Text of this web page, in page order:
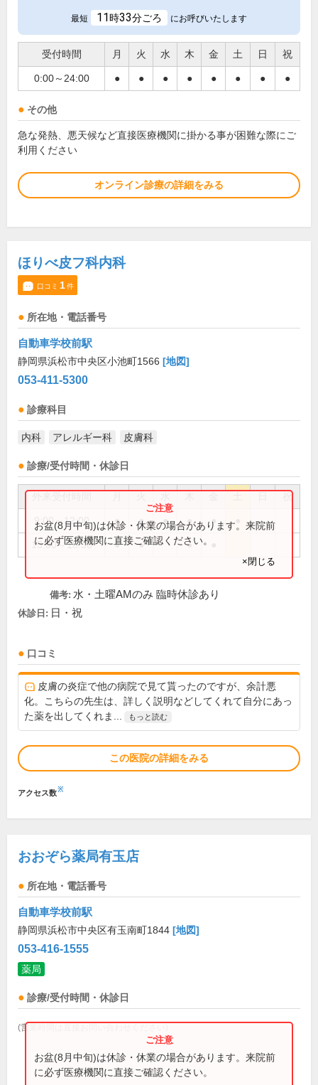
最短 11時33分ごろ にお呼びいたします
受付時間 月 火 水 木 金 土 日 祝
0:00～24:00 ● ● ● ● ● ● ● ●
その他
急な発熱、悪天候など直接医療機関に掛かる事が困難な際にご
利用ください
オンライン診療の詳細をみる
ほりべ皮フ科内科
口コミ 1件
所在地・電話番号
自動車学校前駅
静岡県浜松市中央区小池町1566 [地図]
053-411-5300
診療科目
内科 アレルギー科 皮膚科
診療/受付時間・休診日
祝
9:00～12:00 ● ● ● ● ●
15:00～18:30 ● ● ●
お盆(8月中旬)は休診・休業の場合があります。来院前
に必ず医療機関に直接ご確認ください。
×閉じる
備考: 水・土曜AMのみ 臨時休診あり
休診日: 日・祝
口コミ
皮膚の炎症で他の病院で見て貰ったのですが、余計悪
化。こちらの先生は、詳しく説明などしてくれて自分にあっ
た薬を出してくれま...
もっと読む
この医院の詳細をみる
アクセス数※
おおぞら薬局有玉店
所在地・電話番号
自動車学校前駅
静岡県浜松市中央区有玉南町1844 [地図]
053-416-1555
薬局
診療/受付時間・休診日
(営業時間は直接お問い合わせください)
お盆(8月中旬)は休診・休業の場合があります。来院前
に必ず医療機関に直接ご確認ください。